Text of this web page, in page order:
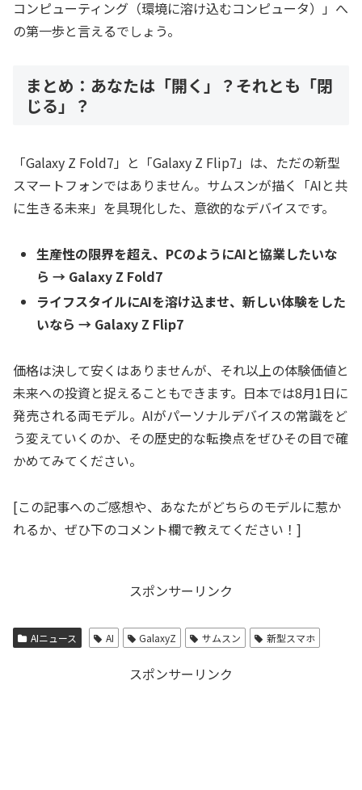
コンピューティング（環境に溶け込むコンピュータ）」へ
の第一歩と言えるでしょう。
まとめ：あなたは「開く」？それとも「閉
じる」？
「Galaxy Z Fold7」と「Galaxy Z Flip7」は、ただの新型
スマートフォンではありません。サムスンが描く「AIと共
に生きる未来」を具現化した、意欲的なデバイスです。
生産性の限界を超え、PCのようにAIと協業したいな
ら → Galaxy Z Fold7
ライフスタイルにAIを溶け込ませ、新しい体験をした
いなら → Galaxy Z Flip7
価格は決して安くはありませんが、それ以上の体験価値と
未来への投資と捉えることもできます。日本では8月1日に
発売される両モデル。AIがパーソナルデバイスの常識をど
う変えていくのか、その歴史的な転換点をぜひその目で確
かめてみてください。
[この記事へのご感想や、あなたがどちらのモデルに惹か
れるか、ぜひ下のコメント欄で教えてください！]
スポンサーリンク
AIニュース AI GalaxyZ サムスン 新型スマホ
スポンサーリンク